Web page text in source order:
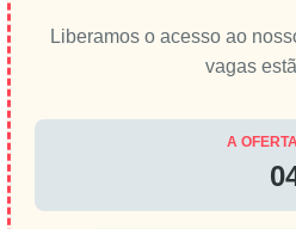
Liberamos o acesso ao
vagas
A